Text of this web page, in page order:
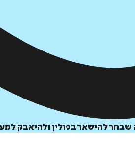
להישאר בפולין ולהיאבק